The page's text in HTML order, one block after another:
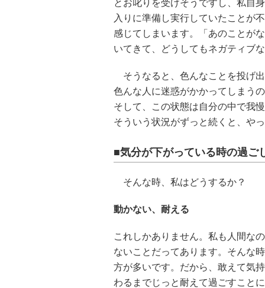
とお叱りを受けそうですし、私自
入りに準備し実行していたことが
感じてしまいます。「あのことが
いてきて、どうしてもネガティブ
そうなると、色んなことを投げ
色んな人に迷惑がかかってしまう
そして、この状態は自分の中で我
そういう状況がずっと続くと、や
■気分が下がっている時の過ご
そんな時、私はどうするか？
動かない、耐える
これしかありません。私も人間な
ないことだってあります。そんな
方が多いです。だから、敢えて気
わるまでじっと耐えて過ごすこと